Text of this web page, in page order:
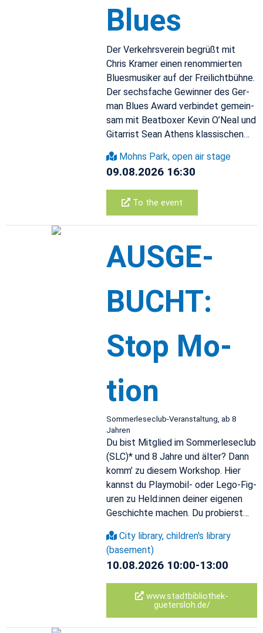
Blues
Der Verkehrsverein begrüßt mit
Chris Kramer einen renom­mierten
Blues­musiker auf der Freilichtbühne.
Der sechs­fache Gewin­ner des Ger­
man Blues Award verbindet gemein­
sam mit Beat­boxer Kevin O’Neal und
Gi­tar­rist Sean Athens klas­sis­chen…
Mohns Park, open air stage
09.08.2026 16:30
To the event
AUS­GE­
BUCHT:
Stop Mo­
tion
Som­mer­lese­club-Ve­r­anstal­tung, ab 8
Jahren
Du bist Mit­glied im Som­mer­lese­club
(SLC)* und 8 Jahre und älter? Dann
komm’ zu diesem Work­shop. Hier
kannst du Play­mo­bil- oder Lego-Fig­
uren zu Held:innen deiner eige­nen
Geschichte machen. Du pro­bierst…
City li­brary, chil­dren's li­brary
(base­ment)
10.08.2026 10:00-13:00
www.​sta​dtbi​blio​thek-​
guetersloh.​de/